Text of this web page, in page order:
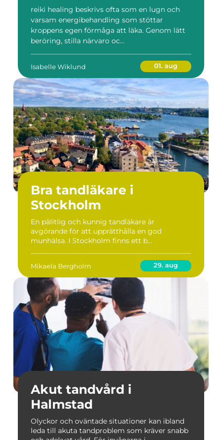
reiki healing beskrivs ofta som en lugn och
varsam energibehandling som stöttar
kroppens egen förmåga att läka. Genom lätt
beröring, stilla närvaro oc...
Isabelle Wiklund 01. aug
Bra tandläkare i
Stockholm
En pålitlig och kunnig tandläkare är
avgörande för att upprätthålla en god
munhälsa. I Stockholm finns ett b...
Mikaela Bergholm 29. aug
Akut tandvård i
Halmstad
Olyckor och oväntade situationer kan ibland
leda till akuta tandproblem som kräver snabb